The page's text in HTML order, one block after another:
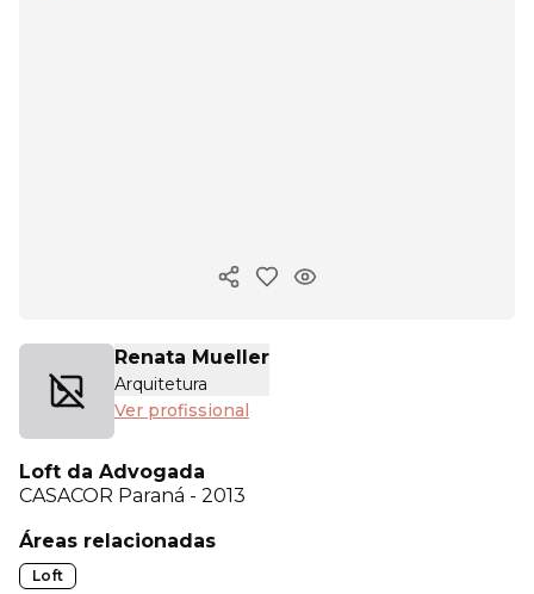
Copiar link
Renata Mueller
Arquitetura
Ver profissional
Loft da Advogada
CASACOR Paraná - 2013
Áreas relacionadas
Loft